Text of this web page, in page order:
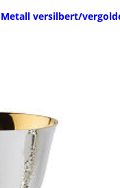
versilbert/